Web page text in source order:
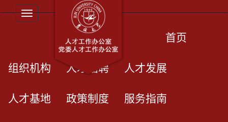
Toggle navigation
首页
组织机构 人才招聘 人才发展
人才基地 政策制度 服务指南